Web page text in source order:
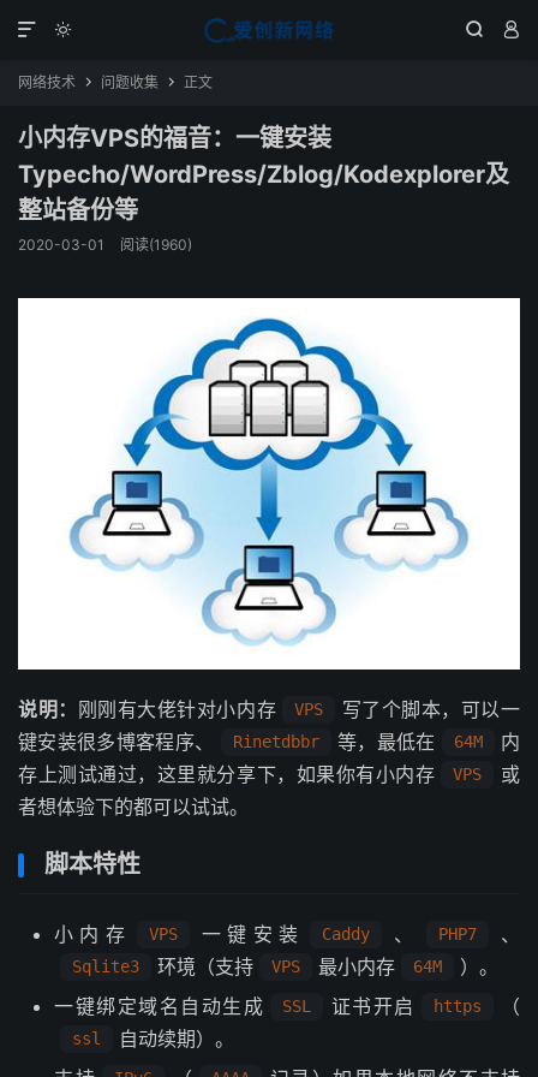
  

网络技术  问题收集  正文
小内存VPS的福音：一键安装
Typecho/WordPress/Zblog/Kodexplorer及
整站备份等
2020-03-01 阅读(1960)
说明： 刚刚有大佬针对小内存 VPS
写了个脚本，可以一
键安装很多博客程序、
Rinetdbbr 等，最低在 64M
内
存上测试通过，这里就分享下，如果你有小内存
VPS
或
者想体验下的都可以试试。
脚本特性
小内存 VPS 一键安装 Caddy 、 PHP7 、
Sqlite3 环境（支持 VPS 最小内存 64M
）。
一键绑定域名自动生成
SSL 证书开启 https （
ssl
自动续期）。